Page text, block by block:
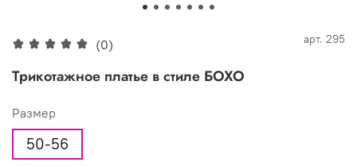
(0) арт. 295
Трикотажное платье в стиле БОХО
Размер
50-56